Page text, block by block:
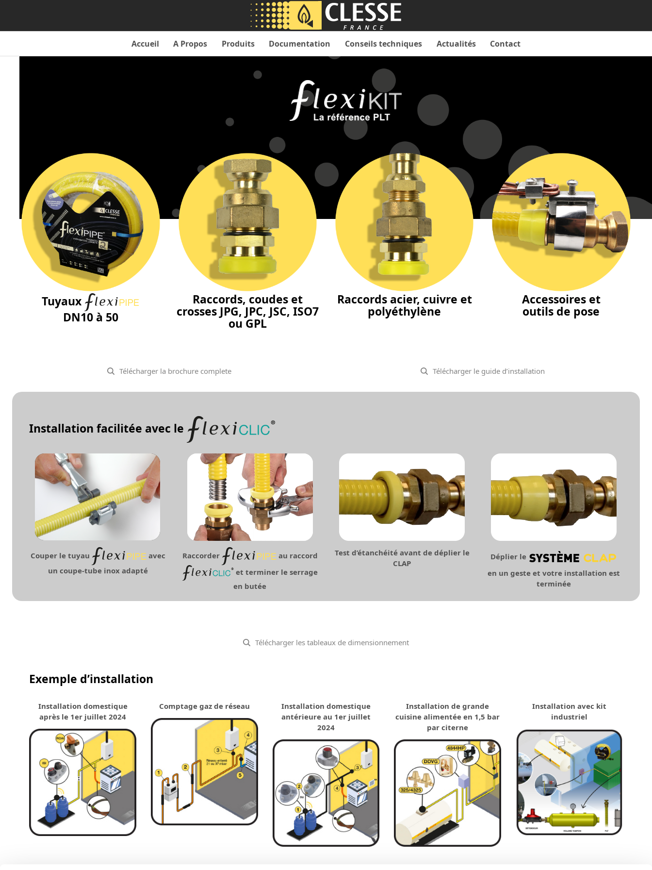
Accueil A Propos Produits Documentation Conseils techniques Actualités Contact
Tuyaux
DN10 à 50
Raccords, coudes et
crosses JPG, JPC, JSC, ISO7
ou GPL
Raccords acier, cuivre et
polyéthylène
Accessoires et
outils de pose
Télécharger la brochure complete Télécharger le guide d’installation
Installation facilitée avec le
Couper le tuyau
avec
un coupe-tube inox adapté
Raccorder
au raccord
et terminer le serrage
en butée
Test d’étanchéité avant de déplier le
CLAP
Déplier le
en un geste et votre installation est
terminée
Télécharger les tableaux de dimensionnement
Exemple d’installation
Installation domestique
après le 1er juillet 2024
Comptage gaz de réseau
Installation domestique
antérieure au 1erjuillet
2024
Installation de grande
cuisine alimentée en 1,5 bar
par citerne
Installation avec kit
industriel